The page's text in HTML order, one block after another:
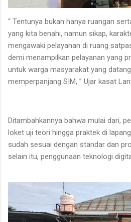
“ Tentunya bukan hanya ruangan
yang kita benahi, namun sikap,
mengawaki pelayanan di ruang
demi menampilkan pelayanan yang
untuk warga masyarakat yang
memperpanjang SIM, ” Ujar kasat
Ditambahkannya bahwa mulai dari,
loket uji teori hingga praktek di
sudah sesuai dengan standar dan
selain itu, penggunaan teknologi